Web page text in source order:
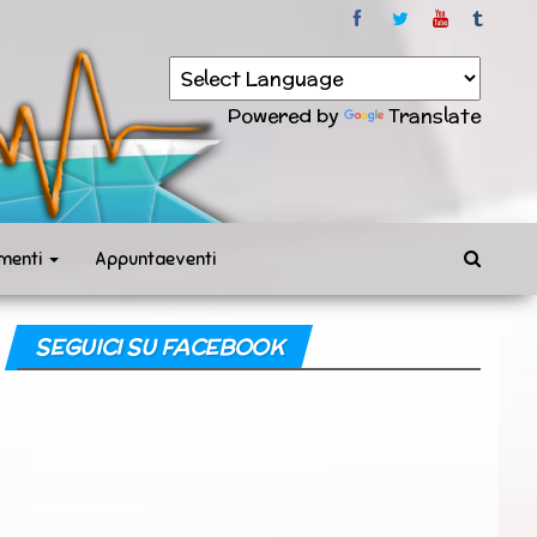
Powered by Translate
Appuntaeventi
SEGUICI SU FACEBOOK